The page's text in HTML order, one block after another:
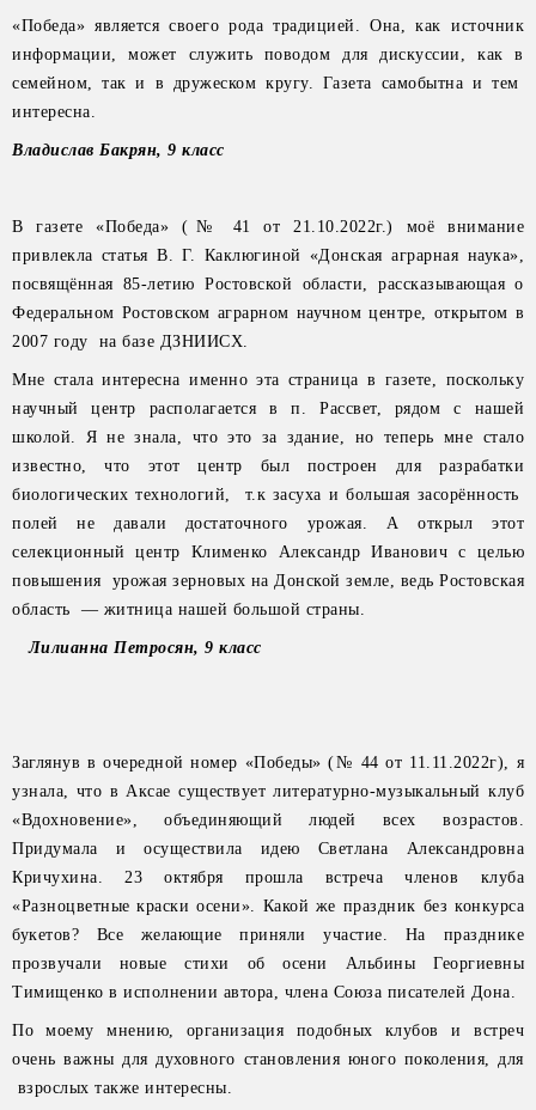
«Победа» является своего рода традицией. Она, как источник
информации, может служить поводом для дискуссии, как в
семейном, так и в дружеском кругу. Газета самобытна и тем
интересна.
Владислав Бакрян, 9 класс
В газете «Победа» (№ 41 от 21.10.2022г.) моё внимание
привлекла статья В. Г. Каклюгиной «Донская аграрная наука»,
посвящённая 85-летию Ростовской области, рассказывающая о
Федеральном Ростовском аграрном научном центре, открытом в
2007 году на базе ДЗНИИСХ.
Мне стала интересна именно эта страница в газете, поскольку
научный центр располагается в п. Рассвет, рядом с нашей
школой. Я не знала, что это за здание, но теперь мне стало
известно, что этот центр был построен для разрабатки
биологических технологий, т.к засуха и большая засорённость
полей не давали достаточного урожая. А открыл этот
селекционный центр Клименко Александр Иванович с целью
повышения урожая зерновых на Донской земле, ведь Ростовская
область — житница нашей большой страны.
Лилианна Петросян, 9 класс
Заглянув в очередной номер «Победы» (№ 44 от 11.11.2022г), я
узнала, что в Аксае существует литературно-музыкальный клуб
«Вдохновение», объединяющий людей всех возрастов.
Придумала и осуществила идею Светлана Александровна
Кричухина. 23 октября прошла встреча членов клуба
«Разноцветные краски осени». Какой же праздник без конкурса
букетов? Все желающие приняли участие. На празднике
прозвучали новые стихи об осени Альбины Георгиевны
Тимищенко в исполнении автора, члена Союза писателей Дона.
По моему мнению, организация подобных клубов и встреч
очень важны для духовного становления юного поколения, для
взрослых также интересны.